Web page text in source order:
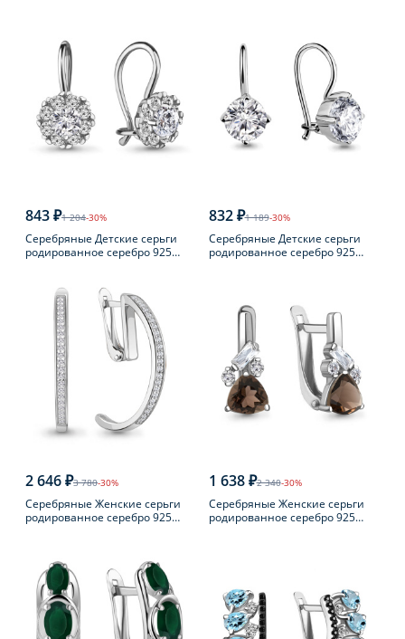
843 ₽1 204-30%
Серебряные Детские серьги
родированное серебро 925
832 ₽1 189-30%
Серебряные Детские серьги
родированное серебро 925
2 646 ₽3 780-30%
Серебряные Женские серьги
родированное серебро 925
1 638 ₽2 340-30%
Серебряные Женские серьги
родированное серебро 925